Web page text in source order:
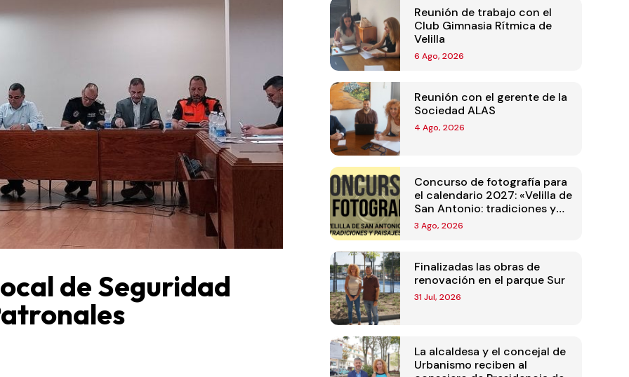
de Seguridad
Reunión de trabajo con el
Club Gimnasia Rítmica de
Velilla
6 Ago, 2026
Reunión con el gerente de la
Sociedad ALAS
4 Ago, 2026
Concurso de fotografía para
el calendario 2027: «Velilla de
San Antonio: tradiciones y
paisajes»
3 Ago, 2026
Finalizadas las obras de
renovación en el parque Sur
31 Jul, 2026
La alcaldesa y el concejal de
Urbanismo reciben al